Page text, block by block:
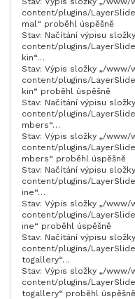
content/plugins/
mal“ proběhl úspěšně
Stav: Načítání výpisu
content/plugins/
kin“…
Stav: Výpis složky „/www/
content/plugins/
kin“ proběhl úspěšně
Stav: Načítání výpisu
content/plugins/
mbers“…
Stav: Výpis složky „/www/
content/plugins/
mbers“ proběhl úspěšně
Stav: Načítání výpisu
content/plugins/
ine“…
Stav: Výpis složky „/www/
content/plugins/
ine“ proběhl úspěšně
Stav: Načítání výpisu
content/plugins/
togallery“…
Stav: Výpis složky „/www/
content/plugins/
togallery“ proběhl úspěšně